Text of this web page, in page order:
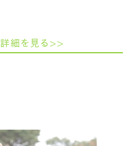
詳細を見る>>